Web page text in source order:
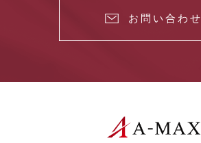
お問い合わせ